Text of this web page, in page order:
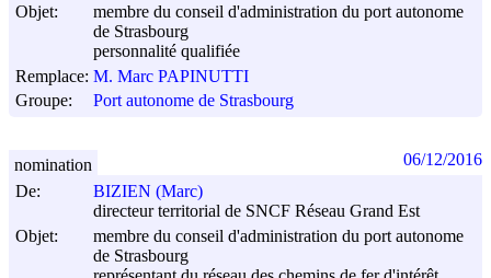
Objet:
membre du conseil d'administration du port autonome
de Strasbourg
personnalité qualifiée
Remplace: M. Marc PAPINUTTI
Groupe:
Port autonome de Strasbourg
De:
BIZIEN (Marc)
directeur territorial de SNCF Réseau Grand Est
Objet:
membre du conseil d'administration du port autonome
de Strasbourg
nomination 06/12/2016